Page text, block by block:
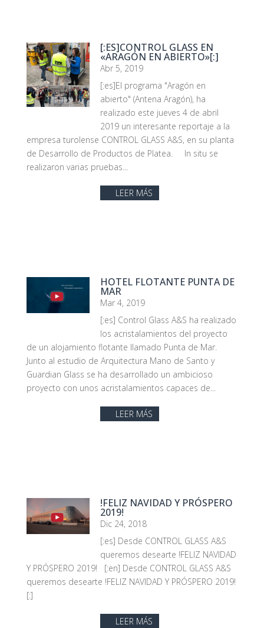
[:ES]CONTROL GLASS EN
«ARAGÓN EN ABIERTO»[:]
Abr 5, 2019
[:es]El programa "Aragón en
abierto" (Antena Aragón), ha
realizado este jueves 4 de abril
2019 un interesante reportaje a la
empresa turolense CONTROL GLASS A&S, en su planta
de Desarrollo de Productos de Platea. In situ se
realizaron varias pruebas...
LEER MÁS
HOTEL FLOTANTE PUNTA DE
MAR
Mar 4, 2019
[:es] Control Glass A&S ha realizado
los acristalamientos del proyecto
de un alojamiento flotante llamado Punta de Mar.
Junto al estudio de Arquitectura Mano de Santo y
Guardian Glass se ha desarrollado un ambicioso
proyecto con unos acristalamientos capaces de...
LEER MÁS
!FELIZ NAVIDAD Y PRÓSPERO
2019!
Dic 24, 2018
[:es] Desde CONTROL GLASS A&S
queremos desearte !FELIZ NAVIDAD
Y PRÓSPERO 2019! [:en] Desde CONTROL GLASS A&S
queremos desearte !FELIZ NAVIDAD Y PRÓSPERO 2019!
[:]
LEER MÁS